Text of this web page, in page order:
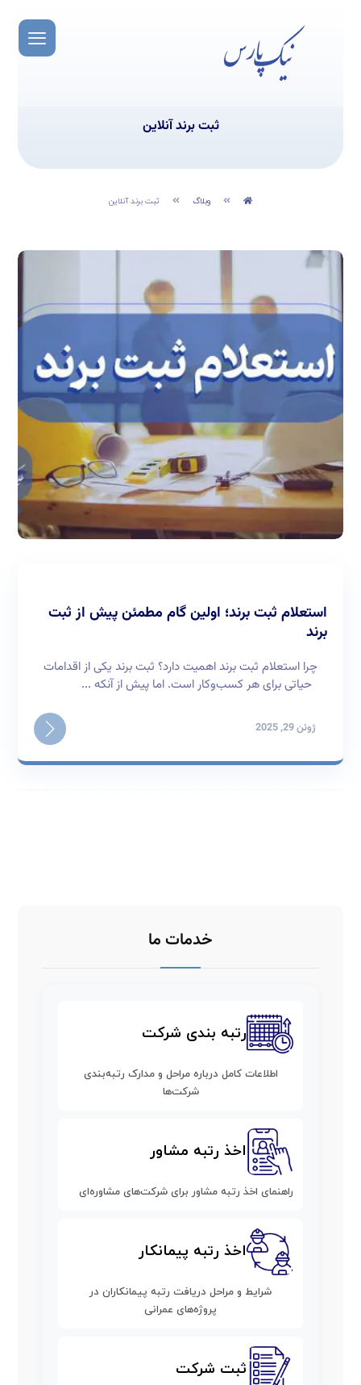
ثبت برند آنلاین
وبلاگ ثبت برند آنلاین
استعلام ثبت برند؛ اولین گام مطمئن پیش از ثبت
برند
ژوئن 29, 2025
چرا استعلام ثبت برند اهمیت دارد؟ ثبت برند یکی از اقدامات
حیاتی برای هر کسب‌وکار است. اما پیش از آنکه ...
خدمات ما
رتبه بندی شرکت
اطلاعات کامل درباره مراحل و مدارک رتبه‌بندی
شرکت‌ها
اخذ رتبه مشاور
راهنمای اخذ رتبه مشاور برای شرکت‌های مشاوره‌ای
اخذ رتبه پیمانکار
شرایط و مراحل دریافت رتبه پیمانکاران در
پروژه‌های عمرانی
ثبت شرکت